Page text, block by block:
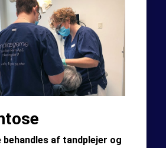
behandles af tandplejer og